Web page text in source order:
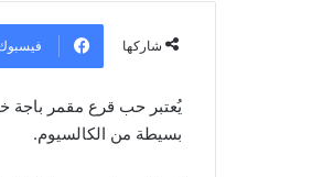
شاركها
يُعتبر حب قرع مقمر باجة
بسيطة من الكالسيوم.